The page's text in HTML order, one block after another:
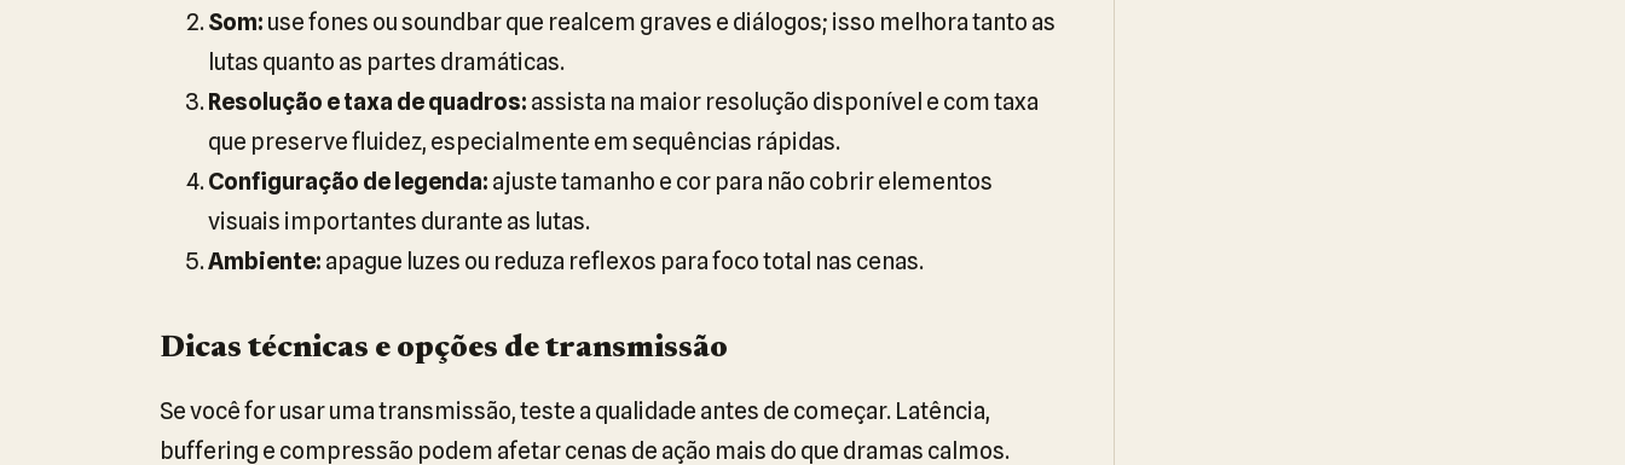
Som: use fones ou soundbar que realcem graves e diálogos; isso melhora tanto as
lutas quanto as partes dramáticas.
Resolução e taxa de quadros: assista na maior resolução disponível e com taxa
que preserve fluidez, especialmente em sequências rápidas.
Configuração de legenda: ajuste tamanho e cor para não cobrir elementos
visuais importantes durante as lutas.
Ambiente: apague luzes ou reduza reflexos para foco total nas cenas.
Dicas técnicas e opções de transmissão
Se você for usar uma transmissão, teste a qualidade antes de começar. Latência,
buffering e compressão podem afetar cenas de ação mais do que dramas calmos.